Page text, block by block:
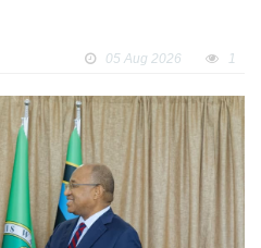
05 Aug 2026 1